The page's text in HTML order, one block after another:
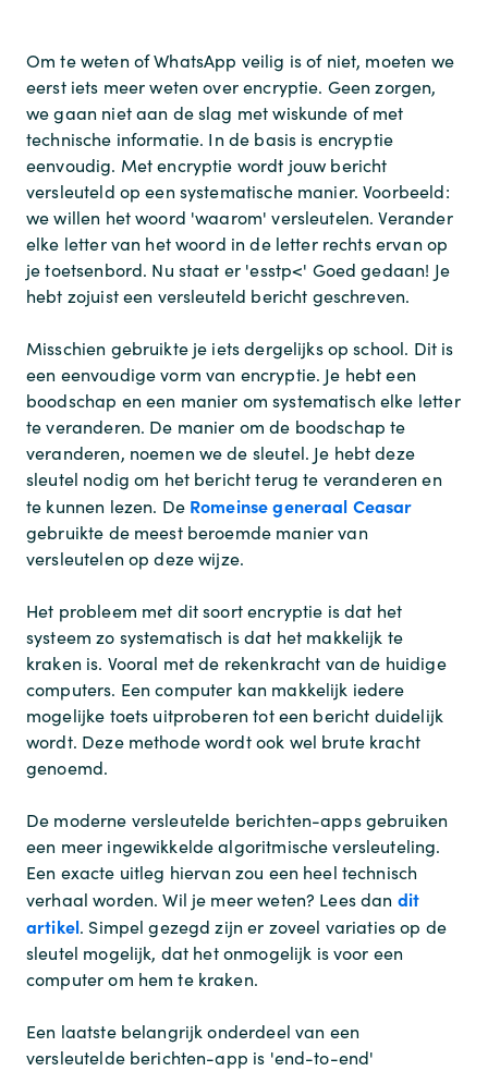
Om te weten of WhatsApp veilig is of niet, moeten we
eerst iets meer weten over encryptie. Geen zorgen,
we gaan niet aan de slag met wiskunde of met
technische informatie. In de basis is encryptie
eenvoudig. Met encryptie wordt jouw bericht
versleuteld op een systematische manier. Voorbeeld:
we willen het woord 'waarom' versleutelen. Verander
elke letter van het woord in de letter rechts ervan op
je toetsenbord. Nu staat er 'esstp<' Goed gedaan! Je
hebt zojuist een versleuteld bericht geschreven.
Misschien gebruikte je iets dergelijks op school. Dit is
een eenvoudige vorm van encryptie. Je hebt een
boodschap en een manier om systematisch elke letter
te veranderen. De manier om de boodschap te
veranderen, noemen we de sleutel. Je hebt deze
sleutel nodig om het bericht terug te veranderen en
te kunnen lezen. De Romeinse generaal Ceasar
gebruikte de meest beroemde manier van
versleutelen op deze wijze.
Het probleem met dit soort encryptie is dat het
systeem zo systematisch is dat het makkelijk te
kraken is. Vooral met de rekenkracht van de huidige
computers. Een computer kan makkelijk iedere
mogelijke toets uitproberen tot een bericht duidelijk
wordt. Deze methode wordt ook wel brute kracht
genoemd.
De moderne versleutelde berichten-apps gebruiken
een meer ingewikkelde algoritmische versleuteling.
Een exacte uitleg hiervan zou een heel technisch
verhaal worden. Wil je meer weten? Lees dan dit
artikel. Simpel gezegd zijn er zoveel variaties op de
sleutel mogelijk, dat het onmogelijk is voor een
computer om hem te kraken.
Een laatste belangrijk onderdeel van een
versleutelde berichten-app is 'end-to-end'